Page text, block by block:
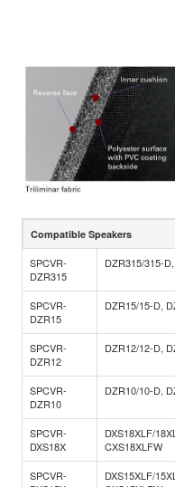
Compatible Speakers
SPCVR-
DZR315
DZR315/315-
SPCVR-
DZR15
DZR15/15-D,
SPCVR-
DZR12
DZR12/12-D,
SPCVR-
DZR10
DZR10/10-D,
SPCVR-
DXS18X
DXS18XLF/
CXS18XLFW
SPCVR-
DXS15XLF/